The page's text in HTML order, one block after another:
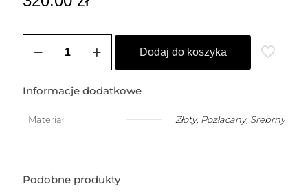
ZOZO
Choker
przywieszką
w
księżyca
Dodaj do koszyka
Informacje dodatkowe
Materiał Złoty, Pozłacany, Srebrny
Podobne produkty